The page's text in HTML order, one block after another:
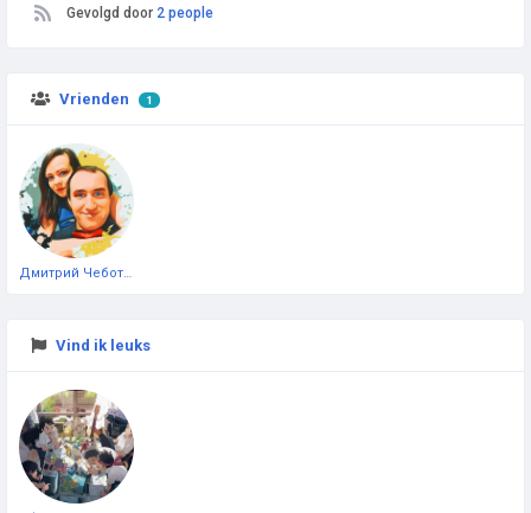
Gevolgd door 2 people
Vrienden 1
Vind ik leuks